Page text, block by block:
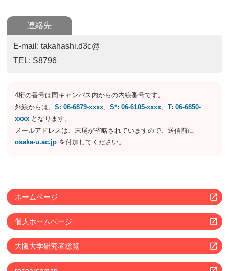
連絡先
E-mail: takahashi.d3c@
TEL: S8796
4桁の番号は同キャンパス内からの内線番号です。
外線からは、S: 06-6879-xxxx 、S*: 06-6105-xxxx 、T: 06-6850-
xxxx となります。
メールアドレスは、末尾が省略されていますので、送信前に
osaka-u.ac.jp を付加してください。
ホームページ
個人ホームページ
大阪大学研究者総覧